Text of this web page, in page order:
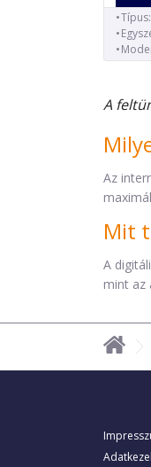
Típus:
A
Az
Mit
A
mint az